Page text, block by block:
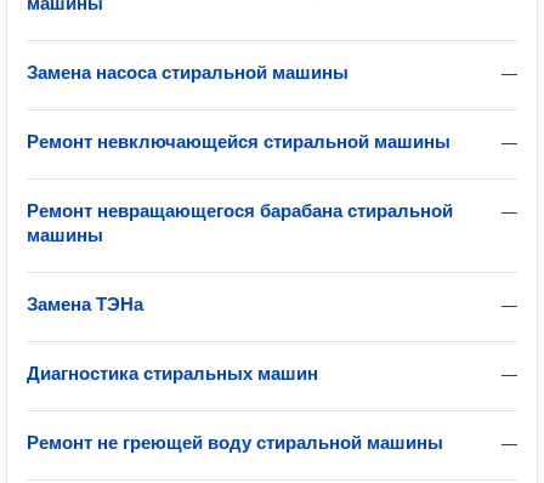
—
Замена насоса стиральной машины
—
Ремонт невключающейся стиральной машины
—
Ремонт невращающегося барабана стиральной
машины
—
Замена ТЭНа
—
Диагностика стиральных машин
—
Ремонт не греющей воду стиральной машины